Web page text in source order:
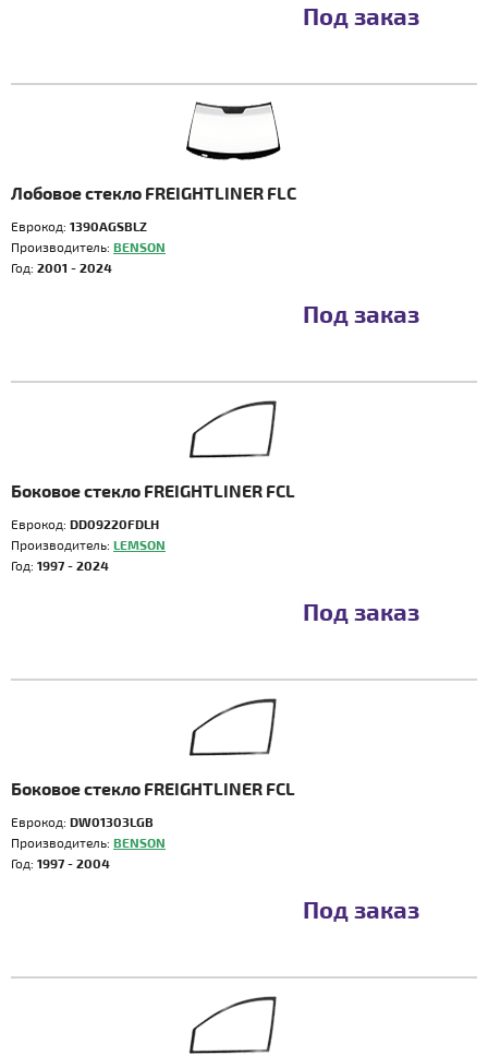
Под заказ
Лобовое стекло FREIGHTLINER FLC
Еврокод: 1390AGSBLZ
Производитель: BENSON
Год: 2001 - 2024
Под заказ
Боковое стекло FREIGHTLINER FCL
Еврокод: DD09220FDLH
Производитель: LEMSON
Год: 1997 - 2024
Под заказ
Боковое стекло FREIGHTLINER FCL
Еврокод: DW01303LGB
Производитель: BENSON
Год: 1997 - 2004
Под заказ